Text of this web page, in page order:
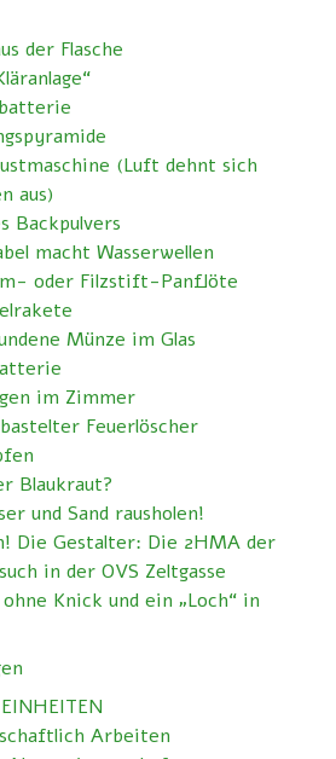
der Flasche
(Luft dehnt sich
aus)
Backpulvers
macht Wasserwellen
oder Filzstift-Panflöte
Münze im Glas
im Zimmer
Feuerlöscher
Blaukraut?
und Sand rausholen!
Die Gestalter: Die 2HMA der
in der OVS Zeltgasse
Knick und ein „Loch“ in
Arbeiten